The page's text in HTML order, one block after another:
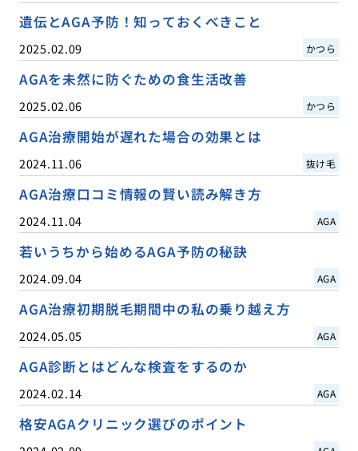
遺伝とAGA予防！知っておくべきこと
2025.02.09 かつら
AGAを未然に防ぐための食生活改善
2025.02.06 かつら
AGA治療開始が遅れた場合の効果とは
2024.11.06 抜け毛
AGA治療口コミ情報の賢い読み解き方
2024.11.04 AGA
若いうちから始めるAGA予防の秘訣
2024.09.04 AGA
AGA治療初期脱毛期間中の私の乗り越え方
2024.05.05 AGA
AGA診断とはどんな検査をするのか
2024.02.14 AGA
格安AGAクリニック選びのポイント